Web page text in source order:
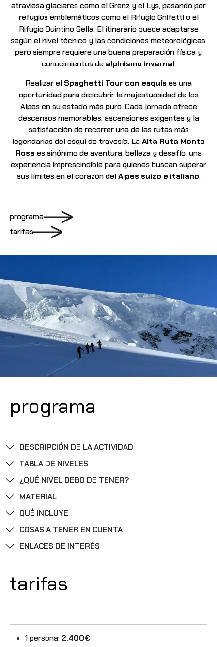
atraviesa glaciares como el Grenz y el Lys, pasando por
refugios emblemáticos como el Rifugio Gnifetti o el
Rifugio Quintino Sella. El itinerario puede adaptarse
según el nivel técnico y las condiciones meteorológicas,
pero siempre requiere una buena preparación física y
conocimientos de alpinismo invernal.
Realizar el Spaghetti Tour con esquíses una
oportunidad para descubrir la majestuosidad de los
Alpes en su estado más puro. Cada jornada ofrece
descensos memorables, ascensiones exigentes y la
satisfacción de recorrer una de las rutas más
legendarias del esquí de travesía. LaAlta Ruta Monte
Rosa es sinónimo de aventura, belleza y desafío, una
experiencia imprescindiblepara quienes buscan superar
sus límites en el corazón delAlpes suizo e italiano.
programa
tarifas
programa
DESCRIPCIÓN DE LA ACTIVIDAD
TABLA DE NIVELES
¿QUÉ NIVEL DEBO DE TENER?
MATERIAL
QUÉ INCLUYE
COSAS A TENER EN CUENTA
ENLACES DE INTERÉS
tarifas
1 persona: 2.400€